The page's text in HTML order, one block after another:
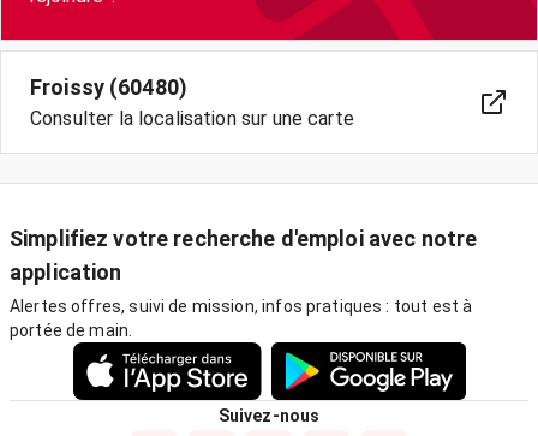
Froissy (60480)
Consulter la localisation sur une carte
Simplifiez votre recherche d'emploi avec notre
application
Alertes offres, suivi de mission, infos pratiques : tout est à
portée de main.
Suivez-nous